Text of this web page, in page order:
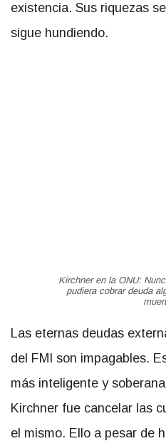
existencia. Sus riquezas
sigue hundiendo.
Kirchner en la ONU:
pudiera cobrar deuda
Las eternas deudas
del FMI son impagables.
más inteligente y
Kirchner fue cancelar las
el mismo. Ello a pesar de